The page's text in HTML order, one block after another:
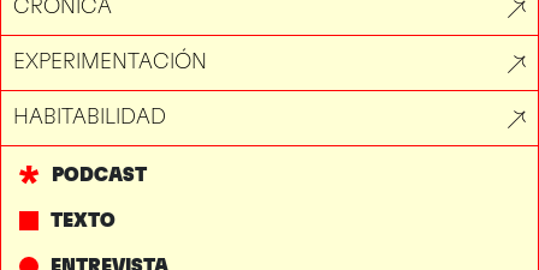
PODCAST
TEXTO
CRÓNICA
EXPERIMENTACIÓN
HABITABILIDAD